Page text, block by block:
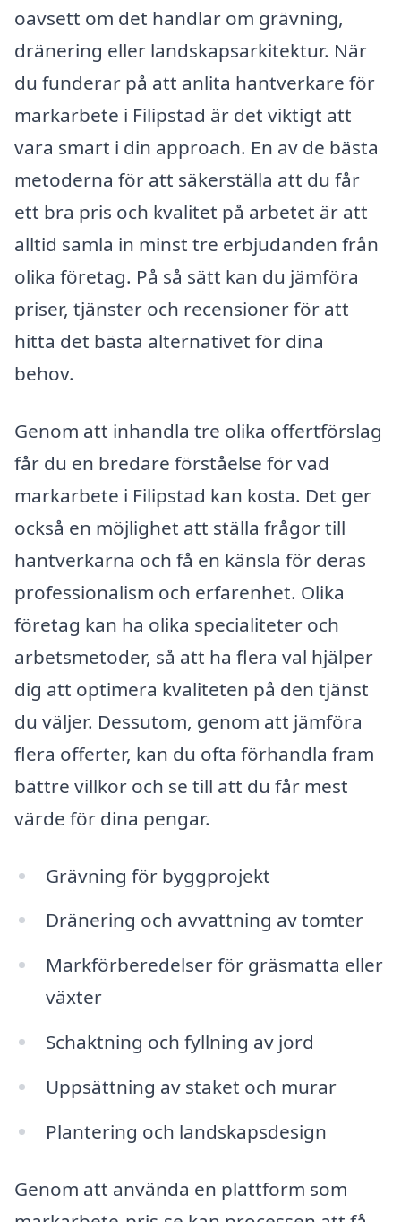
oavsett om det handlar om grävning,
dränering eller landskapsarkitektur. När
du funderar på att anlita hantverkare för
markarbete i Filipstad är det viktigt att
vara smart i din approach. En av de bästa
metoderna för att säkerställa att du får
ett bra pris och kvalitet på arbetet är att
alltid samla in minst tre erbjudanden från
olika företag. På så sätt kan du jämföra
priser, tjänster och recensioner för att
hitta det bästa alternativet för dina
behov.
Genom att inhandla tre olika offertförslag
får du en bredare förståelse för vad
markarbete i Filipstad kan kosta. Det ger
också en möjlighet att ställa frågor till
hantverkarna och få en känsla för deras
professionalism och erfarenhet. Olika
företag kan ha olika specialiteter och
arbetsmetoder, så att ha flera val hjälper
dig att optimera kvaliteten på den tjänst
du väljer. Dessutom, genom att jämföra
flera offerter, kan du ofta förhandla fram
bättre villkor och se till att du får mest
värde för dina pengar.
Grävning för byggprojekt
Dränering och avvattning av tomter
Markförberedelser för gräsmatta eller
växter
Schaktning och fyllning av jord
Uppsättning av staket och murar
Plantering och landskapsdesign
Genom att använda en plattform som